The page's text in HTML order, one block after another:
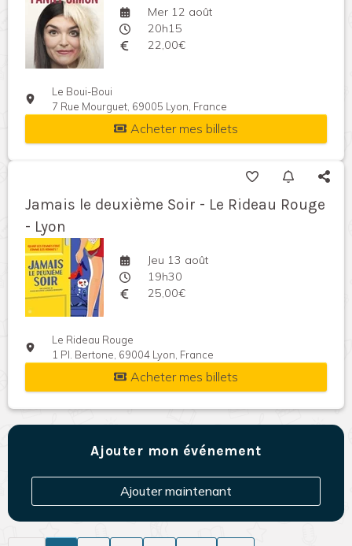
Mer 12 août
20h15
22,00€
Le Boui-Boui
7 Rue Mourguet, 69005 Lyon, France
Acheter mes billets
Jamais le deuxième Soir - Le Rideau Rouge
- Lyon
Jeu 13 août
19h30
25,00€
Le Rideau Rouge
1 Pl. Bertone, 69004 Lyon, France
Acheter mes billets
Ajouter mon événement
Ajouter maintenant